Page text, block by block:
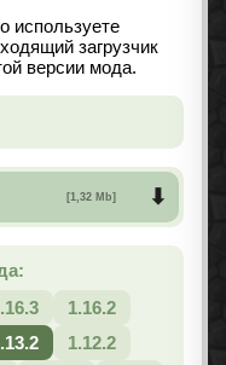
используете
загрузчик
версии мода.
[1,32 Mb]
1.16.2
1.12.2